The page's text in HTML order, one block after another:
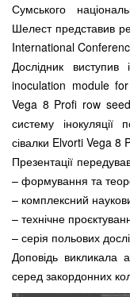
Сумського
Шелест представив
International
Дослідник
inoculation module
Vega 8 Profi row
систему інокуляції
сівалки Elvorti Vega 8
Презентації
– формування та
– комплексний
– технічне
– серія польових
Доповідь викликала
серед закордонних